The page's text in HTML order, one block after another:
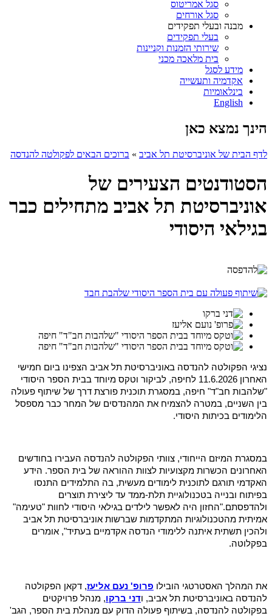
סגל אמריטוס
סגל אורחים
מבנה ובעלי תפקידים
בעלי תפקידים
שירותי הזמנות וקניינות
בית מלאכה מכני
מידע לסגל
אקדמיה ותעשייה
בינלאומיות
English
הינך נמצא כאן
לדף הבית של אוניברסיטת תל אביב » ברוכים הבאים לפקולטה להנדסה
הסטודנטים הצעירים של
אוניברסיטת תל אביב מתחילים כבר
בגילאי היסודי
נציגי הפקולטה להנדסה באוניברסיטת תל אביב הצפינו ביום חמישי
האחרון 11.6.2026 לחיפה, לביקור וטקס מיוחד בבית הספר היסודי
"שלהבות חב"ד" חיפה, במסגרת תוכנית פורצת דרך של שיתוף פעולה
בין השניים, במטרה להצמיח את המהנדסים של המחר כבר מספסל
הלימודים בכיתות היסודי.
במסגרת המיזם הייחודי, צוותי הפקולטה להנדסה העבירו בחודשים
האחרונים הכשרות מקצועיות לצוות ההוראה של בית הספר. הידע
האקדמי תורגם לתוכנית לימודים מעשית, בה התלמידים התנסו
בפיתוח ובנייה בטכנולוגיית תלת-ממד עד ליצירת תוצרים
ולהדפסתם."החזון היה לאפשר לילדים בגילאי היסודי לחוות "טעימה"
אמיתית מהטכנולוגיות המתקדמות שברשות אוניברסיטת תל אביב
ולהכין תשתית איתנה ללימודי הנדסה אקדמיים בעתיד", אומרים
בפקלוטה.
את המהלך האסטרטגי הובילו פרופ' נעם אליעז, דקאן הפקולטה
להנדסה באוניברסיטת תל אביב, ודני ברקו, מנהל פרויקטים
בפקולטה להנדסה, בשיתוף פעולה הדוק עם מנהלת בית הספר, הגב'